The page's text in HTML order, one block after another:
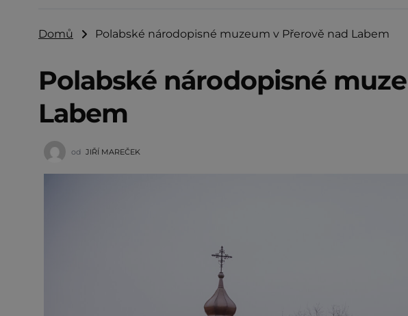
Domů Polabské národopisné muzeum v Přerově nad Labem
Polabské národopisné
Labem
od JIŘÍ MAREČEK